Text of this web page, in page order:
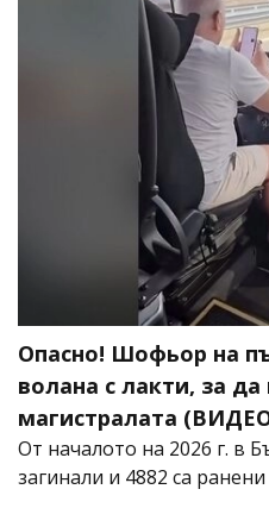
Опасно! Шофьор на
волана с лакти, за
магистралата
От началото на 2026 г. в
загинали и 4882 са